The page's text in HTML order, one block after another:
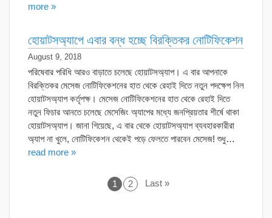
more »
হোয়াটসঅ্যাপে এবার বন্ধ হচ্ছে বিরক্তিকর নোটিফিকেশন
August 9, 2018
পরিষেবার পরিধি আরও বাড়াতে চলেছে হোয়াটসঅ্যাপ। এ বার আপনাকে
বিরক্তিকর মেসেজ নোটিফিকেশনের হাত থেকে রেহাই দিতে নতুন পদক্ষেপ নিল
হোয়াটসঅ্যাপ কর্তৃপক্ষ। মেসেজ নোটিফিকেশনের হাত থেকে রেহাই দিতে
নতুন ফিচার আনতে চলেছে মেসেজিং অ্যাপের মধ্যে জনপ্রিয়তার শীর্ষে থাকা
হোয়াটসঅ্যাপ। জানা গিয়েছে, এ বার থেকে হোয়াটসঅ্যাপ ব্যবহারকারীরা
অ্যাপ না খুলে, নোটিফিকেশন থেকেই পড়ে ফেলতে পারবেন মেসেজ! শুধু…
read more »
1 2 Last »